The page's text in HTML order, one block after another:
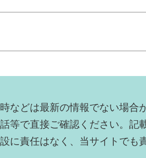
などは最新の情報でない場合
等で直接ご確認ください。記
に責任はなく、当サイトでも